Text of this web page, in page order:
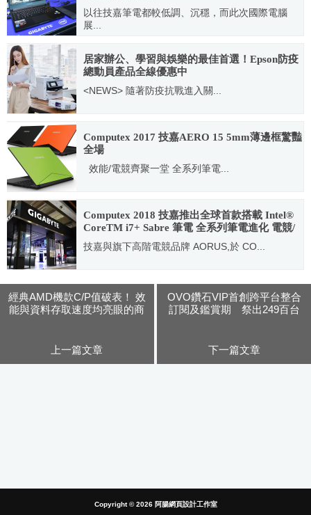
以往技嘉筆電都較低調、沉穩，而此次國際電腦
展...
2016.06.01
居家辦公、學習與娛樂的最佳首選！Epson防疫
總動員產品全線優惠中
<NEWS> 隨著防疫抗戰進入關...
Computex 2017 技嘉AERO 15 5mm薄邊框驚豔
全場
效能/電競齊聚一堂 全系列筆電...
2017.05.30
Computex 2018 技嘉推出全球首款搭載 Intel®
CoreTM i7+ Sabre 筆電 全系列筆電進化 電競/
專業一次滿足
技嘉與旗下高階電競品牌 AORUS,於 CO...
經典AMD機款C/P值破表！ 效
能與資料存取速度均亮眼的商
上一篇文章
OVO鑽石VIP首創跨平台整合
訂閱及鑑賞期 祭出249百台
下一篇文章
Copyright © 2026 阿腸網頁設計工作室